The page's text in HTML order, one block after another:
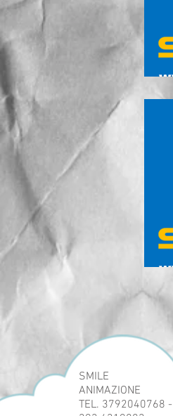
SMILE
ANIMAZIONE
TEL. 3792040768 -